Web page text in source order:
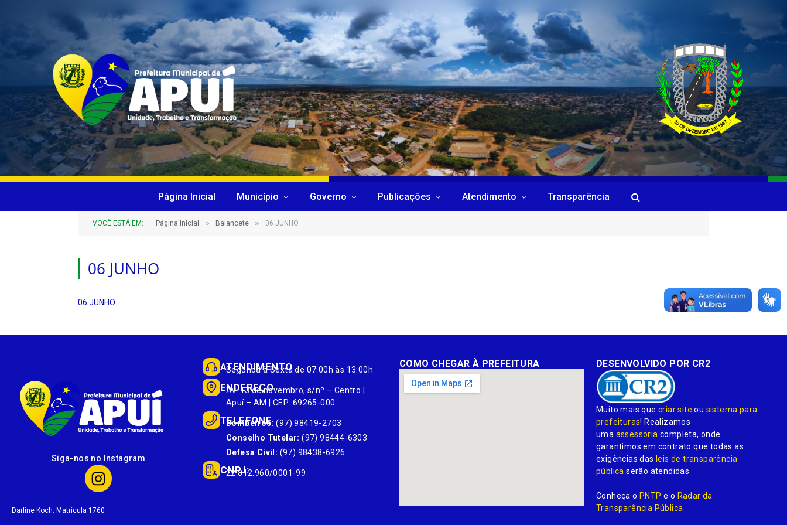
Página Inicial Município Governo Publicações Atendimento Transparência
VOCÊ ESTÁ EM: Página Inicial » Balancete » 06 JUNHO
06 JUNHO
06 JUNHO
Siga-nos no Instagram
Darline Koch. Matrícula 1760
ATENDIMENTO
Segunda à Sexta de 07:00h às 13:00h
ENDEREÇO
Av. 13 de novembro, s/nº – Centro |
Apuí – AM | CEP: 69265-000
TELEFONE
Bombeiros: (97) 98419-2703
Conselho Tutelar: (97) 98444-6303
Defesa Civil: (97) 98438-6926
CNPJ:
22.812.960/0001-99
COMO CHEGAR À PREFEITURA DESENVOLVIDO POR CR2
Muito mais quecriar site ou sistema para
prefeituras! Realizamos
uma assessoria completa, onde
garantimos em contrato que todas as
exigências dasleis de transparência
pública serão atendidas.
Conheça oPNTP e o Radar da
Transparência Pública